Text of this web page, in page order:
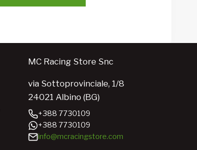
MC Racing Store Snc
via Sottoprovinciale, 1/8
24021 Albino (BG)
+388 7730109
+388 7730109
info@mcracingstore.com